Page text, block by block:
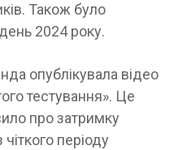
Також було
2024 року.
опублікувала відео
тестування». Це
про затримку
періоду